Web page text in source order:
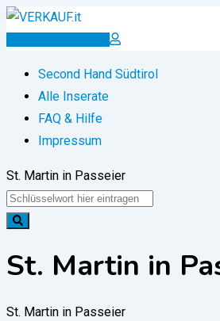
Zum
Inserat erstellen
Second Hand Südtirol
Alle Inserate
FAQ & Hilfe
Impressum
St. Martin in Passeier
St. Martin in
St. Martin in Passeier